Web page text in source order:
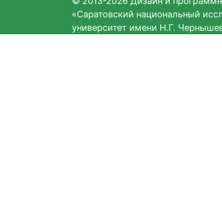
«Саратовский национальный
университет имени Н.Г.